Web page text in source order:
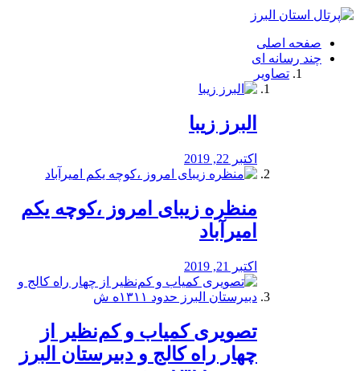
فصد
شرق
تهران
خشکشویی
صفحه اصلی
چند رسانه ای
تصاویر
البرز زیبا
اکتبر 22, 2019
منظره‌‌ زیبای امروز ،کوچه یکم
امیرآباد
اکتبر 21, 2019
️تصویری کمیاب و کم‌نظیر از
چهار راه كالج و دبيرستان البرز